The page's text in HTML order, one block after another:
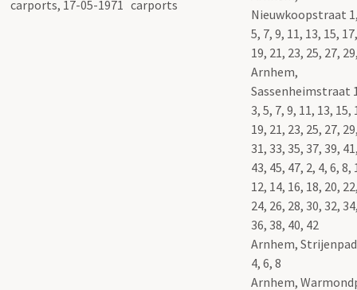
carports
Nieuwkoopstraat
5, 7, 9, 11, 13, 15, 17,
19, 21, 23, 25, 27,
Arnhem,
Sassenheimstraat
3, 5, 7, 9, 11, 13, 15,
19, 21, 23, 25, 27,
31, 33, 35, 37, 39,
43, 45, 47, 2, 4, 6, 8,
12, 14, 16, 18, 20,
24, 26, 28, 30, 32,
36, 38, 40, 42
Arnhem,
4, 6, 8
Arnhem,